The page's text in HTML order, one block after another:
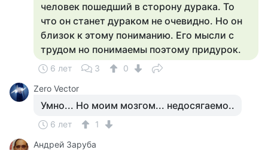
человек пошедший в сторону дурака. То
что он станет дураком не очевидно. Но он
близок к этому пониманию. Его мысли с
трудом но понимаемы поэтому придурок.
6 лет 3
0
Zero Vector
Умно... Но моим мозгом... недосягаемо..
6 лет
1
Андрей Заруба